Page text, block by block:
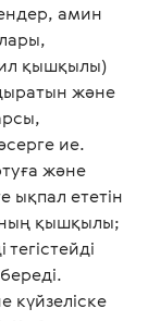
амин
қышқылы)
және
ие.
және
ықпал ететін
қышқылы;
күйзеліске